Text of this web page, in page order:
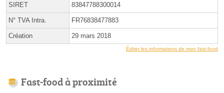
SIRET 83847788300014
N° TVA Intra. FR76838477883
Création 29 mars 2018
Éditer les informations de mon fast-food
Fast-food à proximité